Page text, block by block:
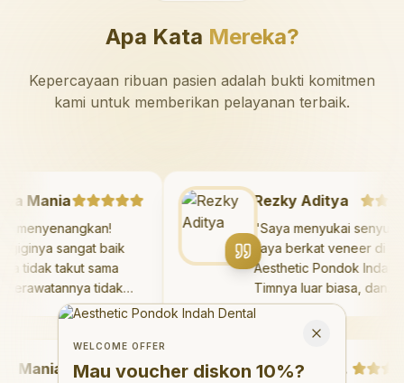
Apa Kata Mereka?
Kepercayaan ribuan pasien adalah bukti komitmen
kami untuk memberikan pelayanan terbaik.
Mania
menyenangkan!
giginya sangat baik
saya tidak takut sama
Perawatannya tidak
dan saya bisa bermain
suka pergi ke dokter
sekarang!
"
Rezky Aditya
"Saya menyukai
saya berkat veneer
Aesthetic Pondok
Timnya luar biasa,
hasilnya melebihi
saya. Saya tersenyum
hari."
Welcome Offer
Mau voucher diskon <strong>10%</strong>?
WELCOME OFFER
Mau voucher diskon 10%?
Close